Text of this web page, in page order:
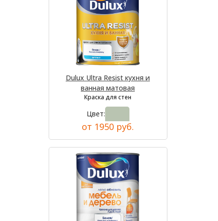
Dulux Ultra Resist кухня и
ванная матовая
Краска для стен
Цвет:
от 1950 руб.